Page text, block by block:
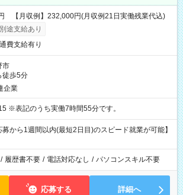
【月収例】232,000円(月収例21日実働残業代込)
途支給あり
費支給有り
市
徒歩5分
企業
8:10～17:15 ※表記のうち実働7時間55分です。
から1週間以内(最短2日目)のスピード就業が可能】
/ 履歴書不要 / 電話対応なし / パソコンスキル不要
応募する 詳細へ